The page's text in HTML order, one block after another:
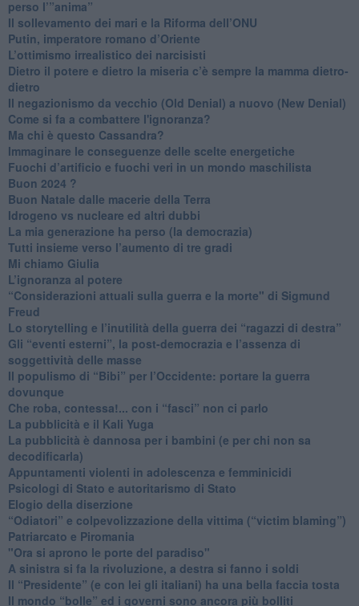
perso l’”anima”
​Il sollevamento dei mari e la Riforma dell’ONU
Putin, imperatore romano d’Oriente
​L’ottimismo irrealistico dei narcisisti
​Dietro il potere e dietro la miseria c’è sempre la mamma dietro-
dietro
Il negazionismo da vecchio (Old Denial) a nuovo (New Denial)
Come si fa a combattere l'ignoranza?
Ma chi è questo Cassandra?
Immaginare le conseguenze delle scelte energetiche
​Fuochi d’artificio e fuochi veri in un mondo maschilista
Buon 2024 ?
​Buon Natale dalle macerie della Terra
​Idrogeno vs nucleare ed altri dubbi
​La mia generazione ha perso (la democrazia)
​Tutti insieme verso l’aumento di tre gradi
Mi chiamo Giulia
L’ignoranza al potere
​“Considerazioni attuali sulla guerra e la morte" di Sigmund
Freud
​Lo storytelling e l’inutilità della guerra dei “ragazzi di destra”
​Gli “eventi esterni”, la post-democrazia e l’assenza di
soggettività delle masse
​Il populismo di “Bibi” per l’Occidente: portare la guerra
dovunque
​Che roba, contessa!... con i “fasci” non ci parlo
La pubblicità e il Kali Yuga
​La pubblicità è dannosa per i bambini (e per chi non sa
decodificarla)
​Appuntamenti violenti in adolescenza e femminicidi
​Psicologi di Stato e autoritarismo di Stato
Elogio della diserzione
“Odiatori” e colpevolizzazione della vittima (“victim blaming”)
​Patriarcato e Piromania
"Ora si aprono le porte del paradiso"
​A sinistra si fa la rivoluzione, a destra si fanno i soldi
​Il “Presidente” (e con lei gli italiani) ha una bella faccia tosta
​Il mondo “bolle” ed i governi sono ancora più bolliti